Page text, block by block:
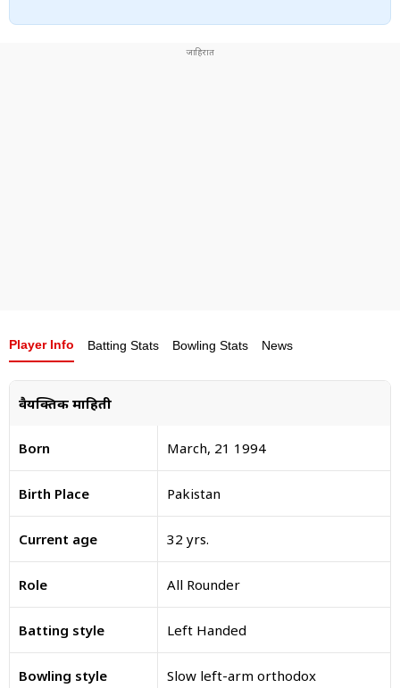
Player Info Batting Stats Bowling Stats News
वैयक्तिक माहिती
Born March, 21 1994
Birth Place Pakistan
Current age 32 yrs.
Role All Rounder
Batting style Left Handed
Bowling style Slow left-arm orthodox